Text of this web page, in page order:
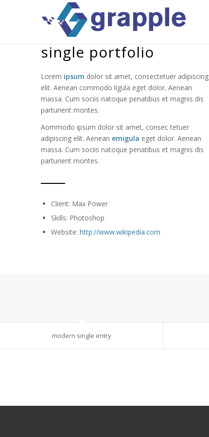
single portfolio
Lorem ipsum dolor sit amet, consectetuer adipiscing
elit. Aenean commodo ligula eget dolor. Aenean
massa. Cum sociis natoque penatibus et magnis dis
parturient montes.
Aommodo ipsum dolor sit amet, consec tetuer
adipiscing elit. Aenean emigula eget dolor. Aenean
massa. Cum sociis natoque penatibus et magnis dis
parturient montes.
Client: Max Power
Skills: Photoshop
Website: http://www.wikipedia.com
modern single entry